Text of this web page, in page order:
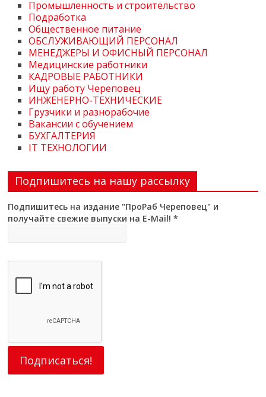
Промышленность и строительство
Подработка
Общественное питание
ОБСЛУЖИВАЮЩИЙ ПЕРСОНАЛ
МЕНЕДЖЕРЫ И ОФИСНЫЙ ПЕРСОНАЛ
Медицинские работники
КАДРОВЫЕ РАБОТНИКИ
Ищу работу Череповец
ИНЖЕНЕРНО-ТЕХНИЧЕСКИЕ
Грузчики и разнорабочие
Вакансии с обучением
БУХГАЛТЕРИЯ
IT ТЕХНОЛОГИИ
Подпишитесь на нашу рассылку
Подпишитесь на издание "ПроРаб Череповец" и
получайте свежие выпуски на E-Mail!*